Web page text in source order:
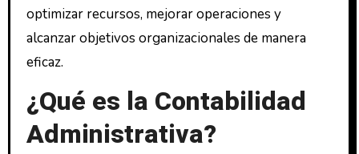
optimizar recursos, mejorar operaciones y
alcanzar objetivos organizacionales de manera
eficaz.
¿Qué es la Contabilidad
Administrativa?